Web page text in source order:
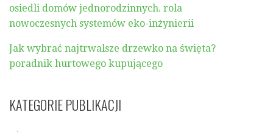
osiedli domów jednorodzinnych. rola
nowoczesnych systemów eko-inżynierii
Jak wybrać najtrwalsze drzewko na święta?
poradnik hurtowego kupującego
KATEGORIE PUBLIKACJI